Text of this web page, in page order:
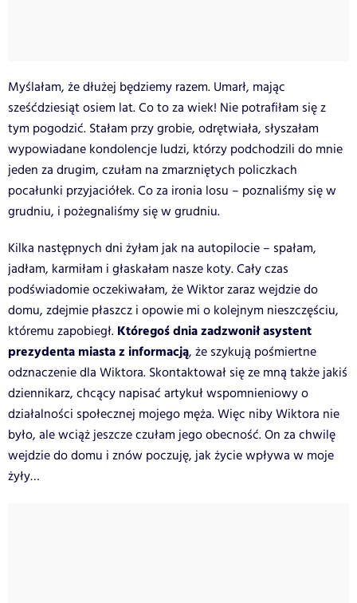
Myślałam, że dłużej będziemy razem. Umarł, mając
sześćdziesiąt osiem lat. Co to za wiek! Nie potrafiłam się z
tym pogodzić. Stałam przy grobie, odrętwiała, słyszałam
wypowiadane kondolencje ludzi, którzy podchodzili do mnie
jeden za drugim, czułam na zmarzniętych policzkach
pocałunki przyjaciółek. Co za ironia losu – poznaliśmy się w
grudniu, i pożegnaliśmy się w grudniu.
Kilka następnych dni żyłam jak na autopilocie – spałam,
jadłam, karmiłam i głaskałam nasze koty. Cały czas
podświadomie oczekiwałam, że Wiktor zaraz wejdzie do
domu, zdejmie płaszcz i opowie mi o kolejnym nieszczęściu,
któremu zapobiegł. Któregoś dnia zadzwonił asystent
prezydenta miasta z informacją, że szykują pośmiertne
odznaczenie dla Wiktora. Skontaktował się ze mną także jakiś
dziennikarz, chcący napisać artykuł wspomnieniowy o
działalności społecznej mojego męża. Więc niby Wiktora nie
było, ale wciąż jeszcze czułam jego obecność. On za chwilę
wejdzie do domu i znów poczuję, jak życie wpływa w moje
żyły…